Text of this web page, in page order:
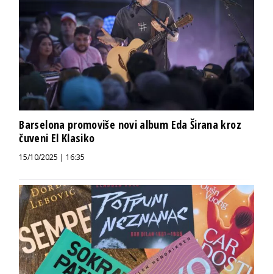
Barselona promoviše novi album Eda Širana kroz
čuveni El Klasiko
15/10/2025 | 16:35